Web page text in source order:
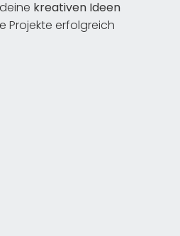
kreativen Ideen
Projekte erfolgreich